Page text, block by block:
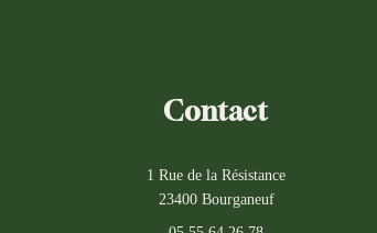
Contact
1 Rue de la Résistance
23400 Bourganeuf